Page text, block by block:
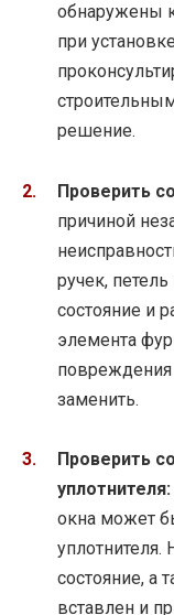
обнаружены
при
решение.
Проверить
причиной
ручек,
состояние и
элемента
повреждения
заменить.
Проверить
уплотнителя:
окна может
уплотнителя.
состояние, а
вставлен и